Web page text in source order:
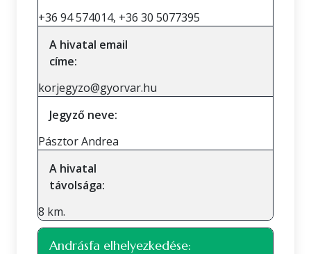
+36 94 574014, +36 30 5077395
A hivatal email
címe:
korjegyzo@gyorvar.hu
Jegyző neve:
Pásztor Andrea
A hivatal
távolsága:
8 km.
Andrásfa elhelyezkedése: